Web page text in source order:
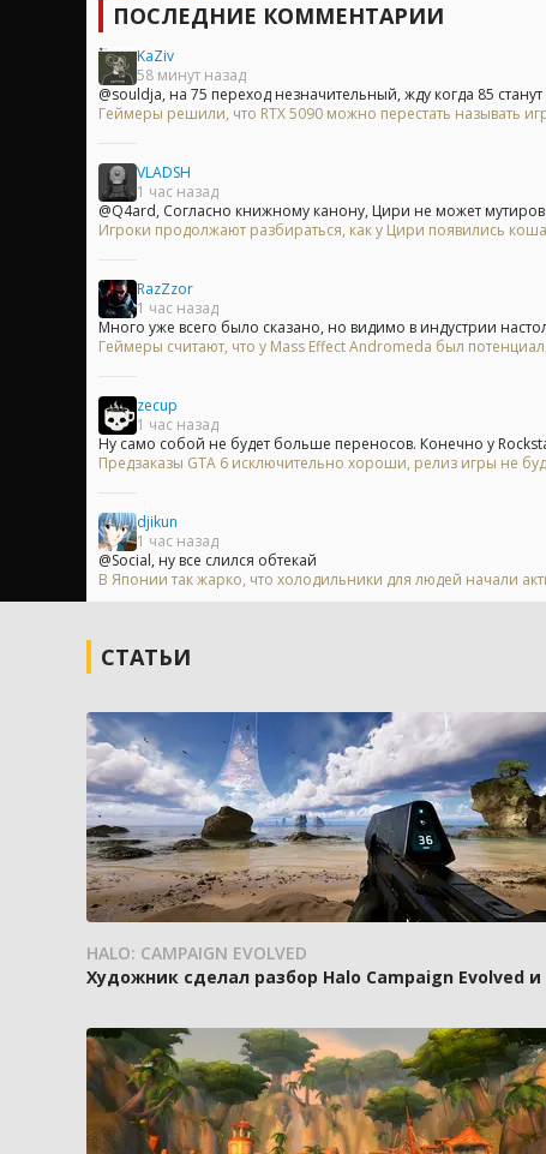
ПОСЛЕДНИЕ КОММЕНТАРИИ
KaZiv
58 минут назад
@souldja, на 75 переход незначительный, жду когда 85 станут
Геймеры решили, что RTX 5090 можно перестать называть
VLADSH
1 час назад
@Q4ard, Согласно книжному канону, Цири не может
Игроки продолжают разбираться, как у Цири появились
RazZzor
1 час назад
Много уже всего было сказано, но видимо в индустрии
Геймеры считают, что у Mass Effect Andromeda был
zecup
1 час назад
Ну само собой не будет больше переносов. Конечно у
Предзаказы GTA 6 исключительно хороши, релиз игры не
djikun
1 час назад
@Social, ну все слился обтекай
В Японии так жарко, что холодильники для людей начали
СТАТЬИ
HALO: CAMPAIGN EVOLVED
Художник сделал разбор Halo Campaign Evolved